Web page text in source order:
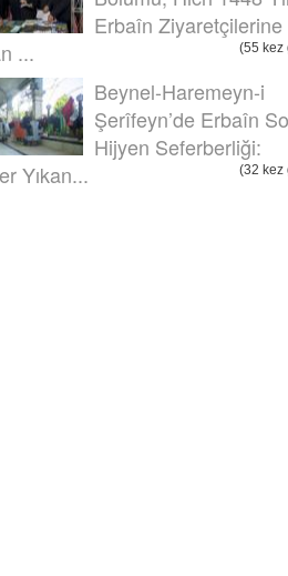
Erbaîn Ziyaretçilerine
...
(55 kez
Beynel-Haremeyn-i
Şerîfeyn’de Erbaîn
Hijyen Seferberliği:
Yıkan...
(32 kez